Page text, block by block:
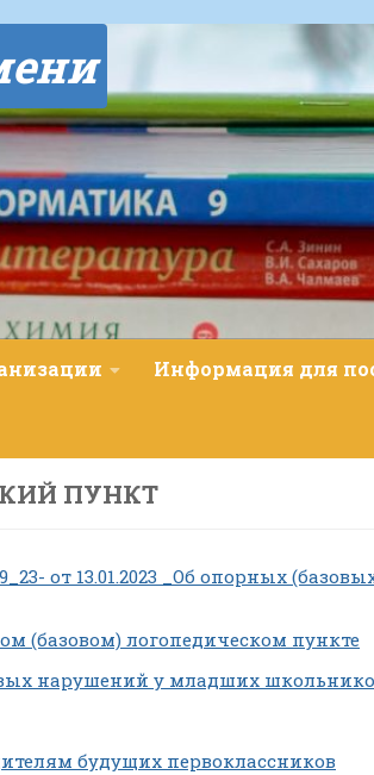
Информация для
ПУНКТ
от 13.01.2023 _Об опорных
(базовом) логопедическом пункте
нарушений у младших
будущих первоклассников